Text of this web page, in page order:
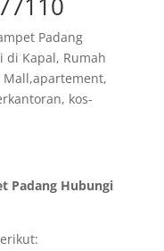
Padang
di Kapal, Rumah
kos-
Padang Hubungi